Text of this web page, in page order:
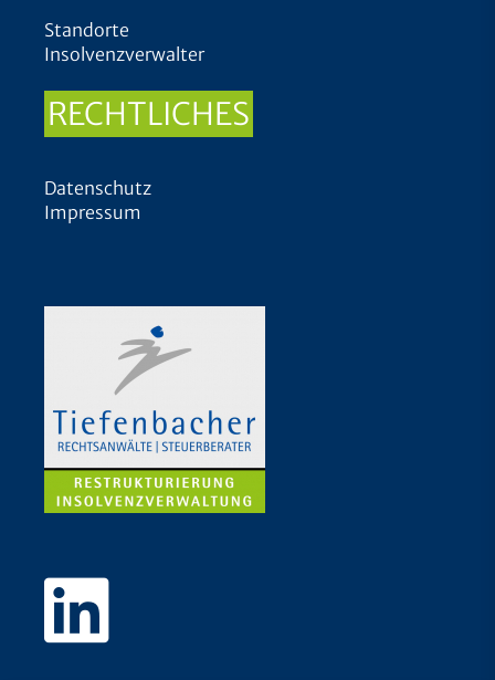
Standorte
Insolvenzverwalter
RECHTLICHES
Datenschutz
Impressum